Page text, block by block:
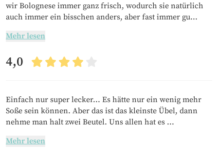
wir Bolognese immer ganz frisch, wodurch sie natürlich
auch immer ein bisschen anders, aber fast immer gu...
Mehr lesen
4,0
Einfach nur super lecker... Es hätte nur ein wenig mehr
Soße sein können. Aber das ist das kleinste Übel, dann
nehme man halt zwei Beutel. Uns allen hat es ...
Mehr lesen